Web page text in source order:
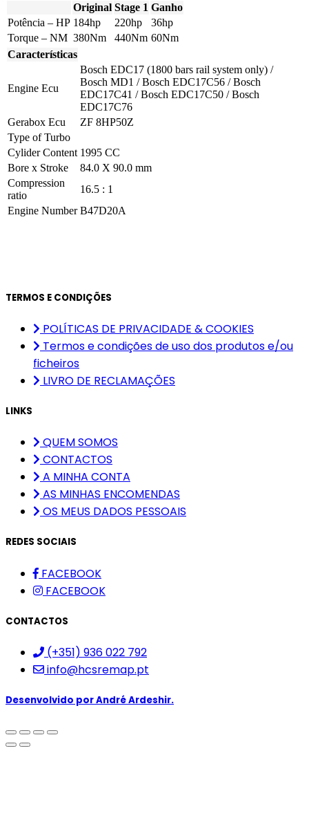
Original Stage 1 Ganho
Potência – HP 184hp 220hp
36hp
Torque – NM 380Nm 440Nm 60Nm
Características
Engine Ecu
Bosch EDC17 (1800 bars rail system only) /
Bosch MD1 / Bosch EDC17C56 / Bosch
EDC17C41 / Bosch EDC17C50 / Bosch
EDC17C76
Gerabox Ecu
ZF 8HP50Z
Type of Turbo
Cylider Content 1995 CC
Bore x Stroke
84.0 X 90.0 mm
Compression
ratio
16.5 : 1
Engine Number B47D20A
TERMOS E CONDIÇÕES
POLÍTICAS DE PRIVACIDADE & COOKIES
Termos e condições de uso dos produtos e/ou
ficheiros
LIVRO DE RECLAMAÇÕES
LINKS
QUEM SOMOS
CONTACTOS
A MINHA CONTA
AS MINHAS ENCOMENDAS
OS MEUS DADOS PESSOAIS
REDES SOCIAIS
FACEBOOK
FACEBOOK
CONTACTOS
(+351) 936 022 792
info@hcsremap.pt
Desenvolvido porAndré Ardeshir.